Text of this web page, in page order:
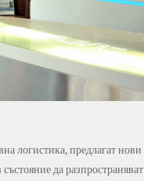
логистика, предлагат нови
да разпространяват